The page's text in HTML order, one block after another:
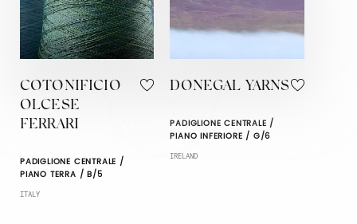
COTONIFICIO
OLCESE
FERRARI
PADIGLIONE CENTRALE /
PIANO TERRA / B/5
ITALY
DONEGAL YARNS
PADIGLIONE CENTRALE /
PIANO INFERIORE / G/6
IRELAND